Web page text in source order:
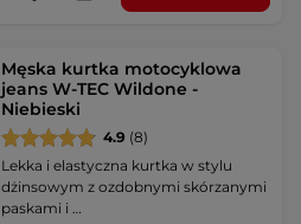
Męska kurtka motocyklowa
jeans W-TEC Wildone -
Niebieski
4.9 (8)
Lekka i elastyczna kurtka w stylu
dżinsowym z ozdobnymi skórzanymi
paskami i …